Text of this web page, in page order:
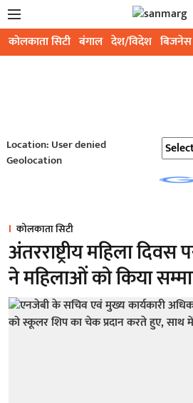
कोलकाता सिटी बंगाल देश/विदेश बिजनेस
Location: User denied
Geolocation
कोलकाता सिटी
अंतरराष्ट्रीय महिला दिवस
ने महिलाओं को किया